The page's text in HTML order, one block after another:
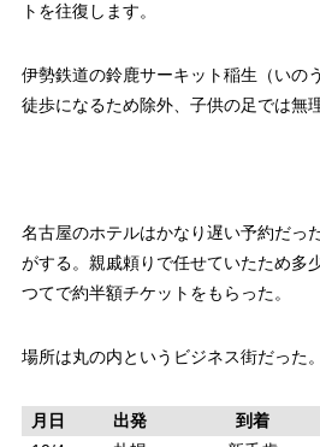
トを往復します。
伊勢鉄道の鈴鹿サーキット稲生（いの
徒歩になるため除外、子供の足では無
名古屋のホテルはかなり遅い予約だっ
がする。親戚頼りで任せていたため多
つてで約半額チケットをもらった。
場所は丸の内というビジネス街だった。
月日 出発 到着